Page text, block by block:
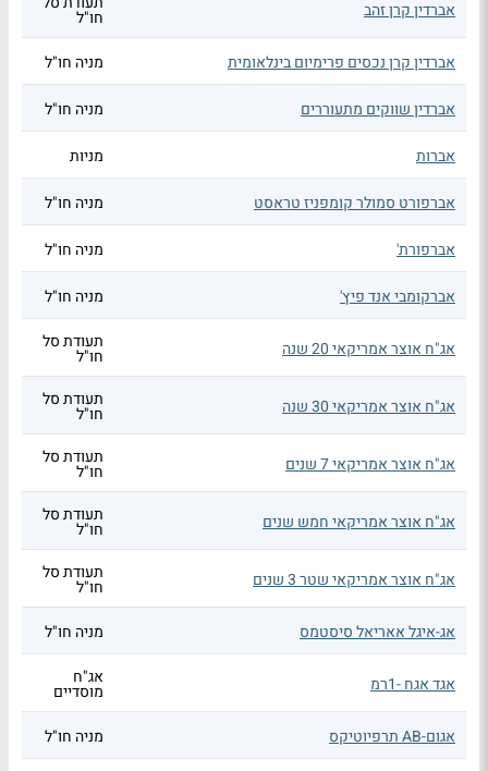
אברדין קרן זהב
חו"ל
אברדין קרן נכסים פרימיום בינלאומית
מניה חו"ל
אברדין שווקים מתעוררים מניה חו"ל
אברות מניות
אברפורט סמולר קומפניז טראסט מניה חו"ל
אברפורת' מניה חו"ל
אברקומבי אנד פיץ' מניה חו"ל
אג"ח אוצר אמריקאי 20 שנה תעודת סל
חו"ל
אג"ח אוצר אמריקאי 30 שנה תעודת סל
חו"ל
אג"ח אוצר אמריקאי 7 שנים תעודת סל
חו"ל
אג"ח אוצר אמריקאי חמש שנים תעודת סל
חו"ל
אג"ח אוצר אמריקאי שטר 3 שנים תעודת סל
חו"ל
אג-איגל אאריאל סיסטמס
מניה חו"ל
אגד אגח -1רמ אג"ח
מוסדיים
אגום-AB תרפיוטיקס
מניה חו"ל